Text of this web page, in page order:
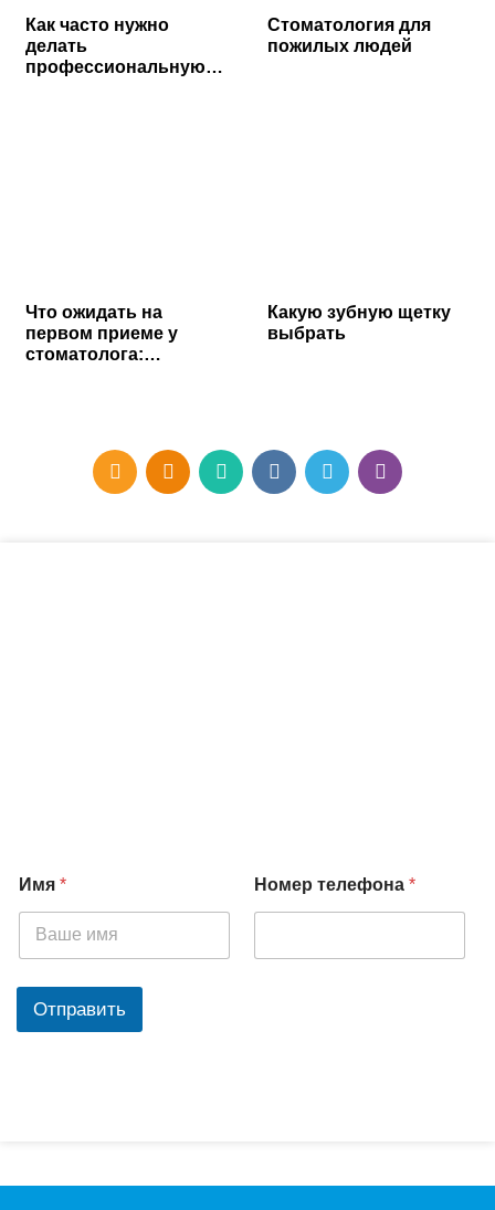
Как часто нужно
делать
профессиональную
Стоматология для
пожилых людей
Что ожидать на
первом приеме у
стоматолога:…
Какую зубную щетку
выбрать
Имя * Номер телефона *
Отправить